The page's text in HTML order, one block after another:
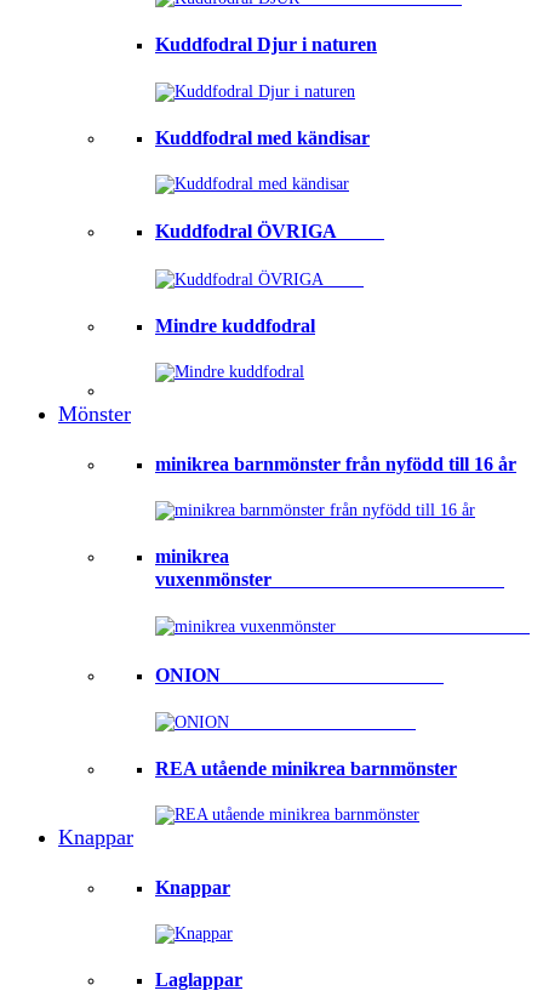
Kuddfodral Djur i naturen
Kuddfodral med kändisar
Kuddfodral ÖVRIGA ⠀⠀⠀
Mindre kuddfodral
Mönster
minikrea barnmönster från nyfödd till 16 år
minikrea
vuxenmönster⠀⠀⠀⠀⠀⠀⠀⠀⠀⠀⠀⠀⠀⠀⠀⠀
ONION ⠀⠀⠀⠀⠀⠀⠀⠀⠀⠀⠀⠀⠀⠀⠀
REA utående minikrea barnmönster
Knappar
Knappar
Laglappar